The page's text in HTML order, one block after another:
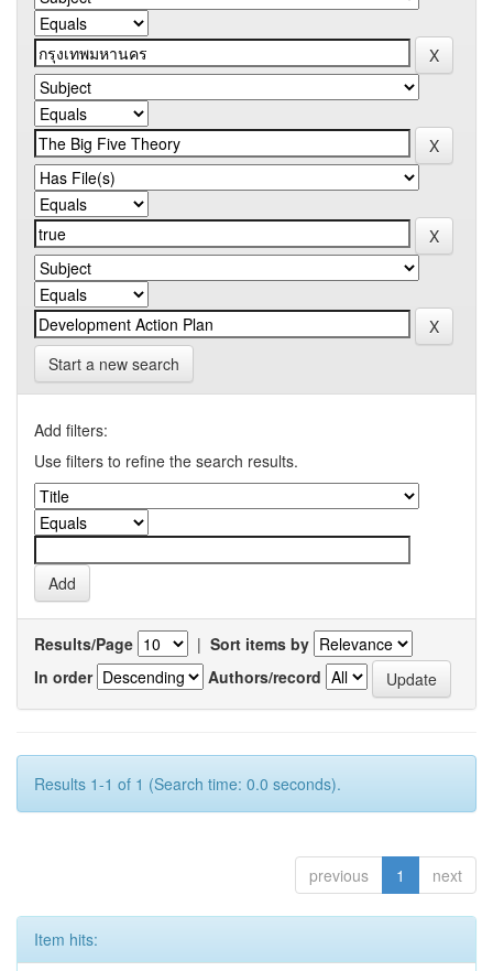
Start a new search
Add filters:
Use filters to refine the search results.
Results/Page | Sort items by
In order
Authors/record
Results 1-1 of 1 (Search time: 0.0 seconds).
previous 1 next
Item hits: